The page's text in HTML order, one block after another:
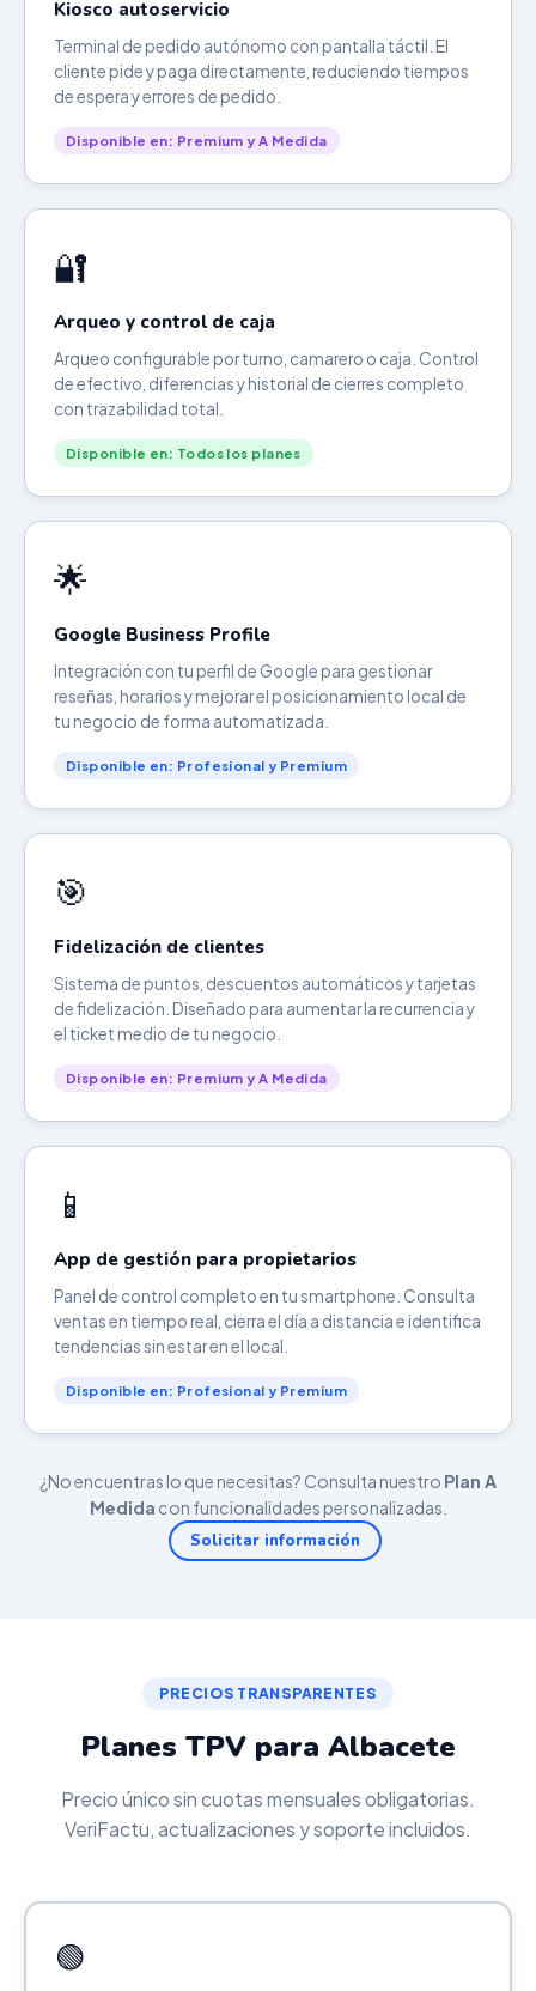
Kiosco autoservicio
Terminal de pedido autónomo con pantalla táctil. El
cliente pide y paga directamente, reduciendo tiempos
de espera y errores de pedido.
Disponible en: Premium y A Medida
🔐
Arqueo y control de caja
Arqueo configurable por turno, camarero o caja. Control
de efectivo, diferencias y historial de cierres completo
con trazabilidad total.
Disponible en: Todos los planes
🌟
Google Business Profile
Integración con tu perfil de Google para gestionar
reseñas, horarios y mejorar el posicionamiento local de
tu negocio de forma automatizada.
Disponible en: Profesional y Premium
🎯
Fidelización de clientes
Sistema de puntos, descuentos automáticos y tarjetas
de fidelización. Diseñado para aumentar la recurrencia y
el ticket medio de tu negocio.
Disponible en: Premium y A Medida
📱
App de gestión para propietarios
Panel de control completo en tu smartphone. Consulta
ventas en tiempo real, cierra el día a distancia e identifica
tendencias sin estar en el local.
Disponible en: Profesional y Premium
¿No encuentras lo que necesitas? Consulta nuestro Plan A
Medida con funcionalidades personalizadas.
Solicitar información
PRECIOS TRANSPARENTES
Planes TPV para Albacete
Precio único sin cuotas mensuales obligatorias.
VeriFactu, actualizaciones y soporte incluidos.
🟢